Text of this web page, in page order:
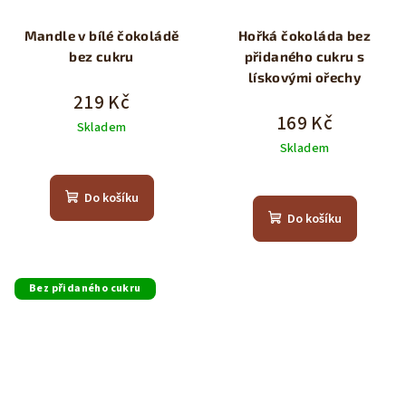
Mandle v bílé čokoládě
bez cukru
219 Kč
Skladem
hodnocení
produktu
hvězdiček.
Do košíku
Hořká čokoláda bez
přidaného cukru s
lískovými ořechy
169 Kč
Skladem
Do košíku
Bez přidaného cukru